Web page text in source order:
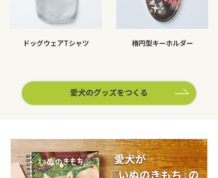
ドッグウェアTシャツ 楕円型キーホルダー
愛犬のグッズをつくる